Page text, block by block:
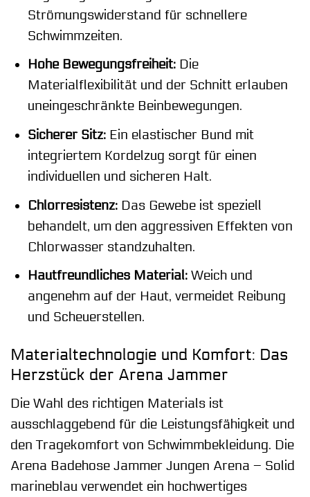
Strömungswiderstand für schnellere
Schwimmzeiten.
Hohe Bewegungsfreiheit:Die
Materialflexibilität und der Schnitt erlauben
uneingeschränkte Beinbewegungen.
Sicherer Sitz:Ein elastischer Bund mit
integriertem Kordelzug sorgt für einen
individuellen und sicheren Halt.
Chlorresistenz:Das Gewebe ist speziell
behandelt, um den aggressiven Effekten von
Chlorwasser standzuhalten.
Hautfreundliches Material:Weich und
angenehm auf der Haut, vermeidet Reibung
und Scheuerstellen.
Materialtechnologie und Komfort: Das
Herzstück der Arena Jammer
Die Wahl des richtigen Materials ist
ausschlaggebend für die Leistungsfähigkeit und
den Tragekomfort von Schwimmbekleidung. Die
Arena Badehose Jammer Jungen Arena – Solid
marineblau verwendet ein hochwertiges